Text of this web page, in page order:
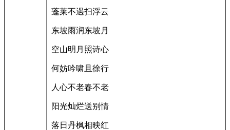
蓬莱不遇扫浮云
东坡雨润东坡月
空山明月照诗心
何妨吟啸且徐行
人心不老春不老
阳光灿烂送别情
落日丹枫相映红